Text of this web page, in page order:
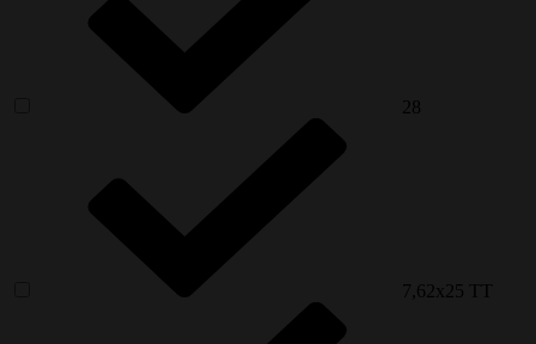
28
7,62x25 ТТ